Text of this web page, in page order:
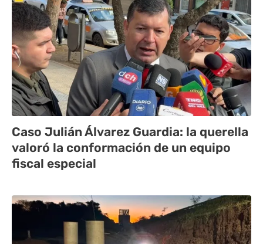
Caso Julián Álvarez Guardia: la querella
valoró la conformación de un equipo
fiscal especial